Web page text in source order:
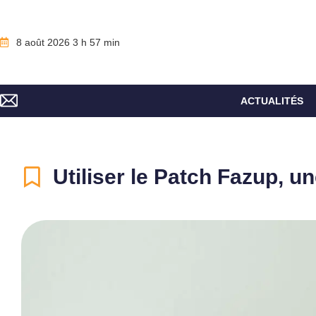
8 août 2026 3 h 57 min
ACTUALITÉS
Utiliser le Patch Fazup,